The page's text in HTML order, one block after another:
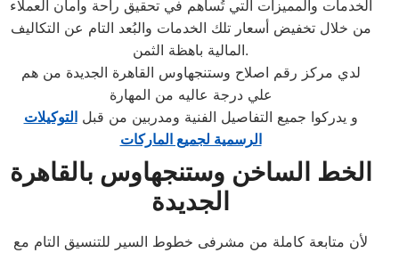
الخدمات والمميزات التي تُساهم في تحقيق راحة وأمان العملاء
من خلال تخفيض أسعار تلك الخدمات والبُعد التام عن التكاليف
المالية باهظة الثمن.
لدي مركز رقم اصلاح وستنجهاوس القاهرة الجديدة من هم
علي درجة عاليه من المهارة
و يدركوا جميع التفاصيل الفنية ومدربين من قبلالتوكيلات
الرسمية لجميع الماركات
الخط الساخن وستنجهاوس بالقاهرة
الجديدة
لأن متابعة كاملة من مشرفى خطوط السير للتنسيق التام مع